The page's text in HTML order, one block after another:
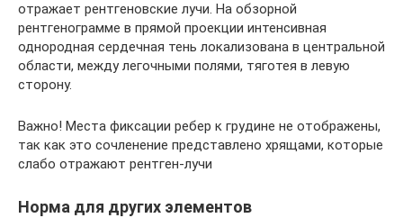
отражает рентгеновские лучи. На обзорной
рентгенограмме в прямой проекции интенсивная
однородная сердечная тень локализована в центральной
области, между легочными полями, тяготея в левую
сторону.
Важно! Места фиксации ребер к грудине не отображены,
так как это сочленение представлено хрящами, которые
слабо отражают рентген-лучи
Норма для других элементов